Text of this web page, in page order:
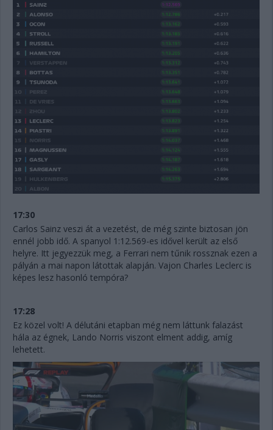
17:30
Carlos Sainz veszi át a vezetést, de még szinte biztosan jön
ennél jobb idő. A spanyol 1:12.569-es idővel került az első
helyre. Itt jegyezzük meg, a Ferrari nem tűnik rossznak ezen a
pályán a mai napon látottak alapján. Vajon Charles Leclerc is
képes lesz hasonló tempóra?
17:28
Ez közel volt! A délutáni etapban még nem láttunk falazást
hála az égnek, Lando Norris viszont elment addig, amíg
lehetett.